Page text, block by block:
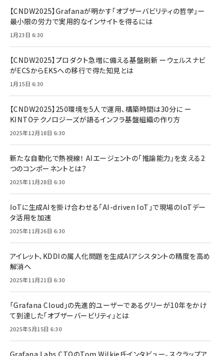
【CNDW2025】Grafanaが明かす「オブザーバビリティの哲学」ー
最小限の労力で実用的なインサイトを得るには
1月23日 6:30
【CNDW2025】プロダクト急増に備える基盤刷新 ーウェルスナビ
がECSからEKSへの移行で得た知見とは
1月15日 6:30
【CNDW2025】250環境を5人で運用、構築時間は30分に ー
KINTOテクノロジーズが語るインフラ基盤組織の作り方
2025年12月18日 6:30
新たな自動化で熱視線！ AIエージェントの「推論能力」を支える2
つのコンポーネントとは？
2025年11月28日 6:30
IoTに生成AIを掛け合わせる「AI-driven IoT」で現場のIoTデー
タ活用を加速
2025年11月26日 6:30
アイレット、KDDIの属人化問題を生成AIアシスタントの精度を高め
解消へ
2025年11月21日 6:30
「Grafana Cloud」の先進的ユーザーであるグリーが10年をかけ
て到達した「オブザーバービリティ」とは
2025年5月15日 6:30
Grafana Labs CTOのTom Wilkie氏インタビュー。スクラップア